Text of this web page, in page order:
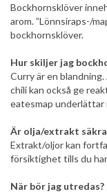
Bockhornsklöver
arom. ”Lönnsiraps-/
bockhornsklöver.
Hur skiljer jag
Curry är en
chili kan också ge
eatesmap underlättar
Är olja/extrakt
Extrakt/oljor kan
försiktighet tills du
När bör jag utredas?